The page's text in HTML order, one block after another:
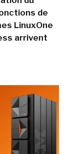
de
LinuxOne
arrivent